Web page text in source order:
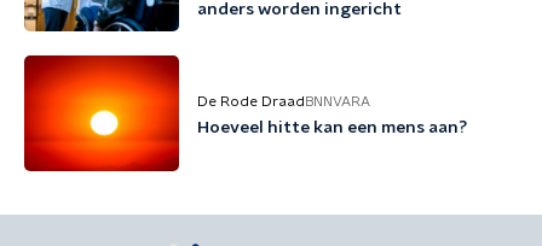
anders worden ingericht
De Rode Draad BNNVARA
Hoeveel hitte kan een mens aan?